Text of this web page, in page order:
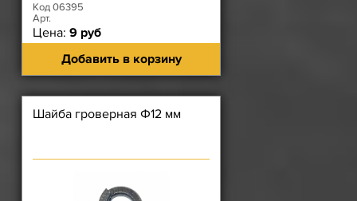
Код 06395
Арт.
Цена: 9 руб
Добавить в корзину
Шайба гроверная Ф12 мм